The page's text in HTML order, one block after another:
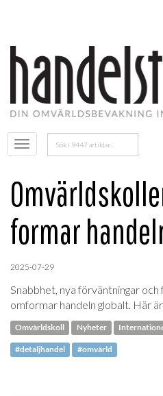
Öppna
menyn
Sök
efter:
formar
2025-07-29
Snabbhet, nya förväntningar
omformar handeln globalt. Här
Omvärldskoll Nyheter
#detaljhandel #omvärld